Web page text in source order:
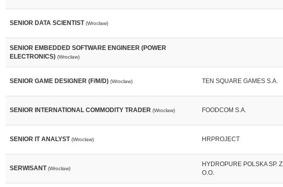
SENIOR DATA SCIENTIST (Wrocław)
SENIOR EMBEDDED SOFTWARE ENGINEER (POWER
ELECTRONICS) (Wrocław)
SENIOR GAME DESIGNER (F/M/D) (Wrocław) TEN SQUARE GAMES S.A.
SENIOR INTERNATIONAL COMMODITY TRADER (Wrocław) FOODCOM S.A.
SENIOR IT ANALYST (Wrocław) HRPROJECT
SERWISANT (Wrocław)
HYDROPURE POLSKA SP. Z
O.O.